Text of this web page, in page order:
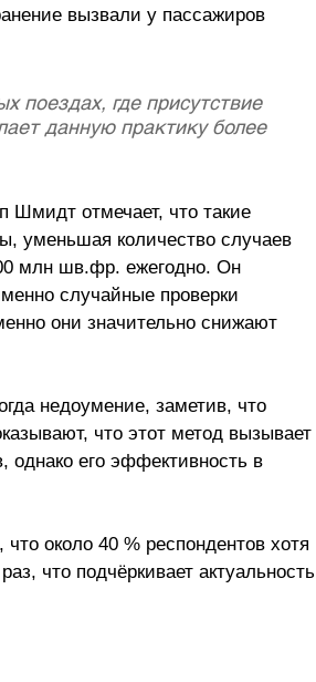
вызвали у пассажиров
поездах, где присутствие
данную практику более
Шмидт отмечает, что такие
уменьшая количество случаев
млн шв.фр. ежегодно. Он
случайные проверки
они значительно снижают
недоумение, заметив, что
что этот метод вызывает
однако его эффективность в
около 40 % респондентов хотя
что подчёркивает актуальность